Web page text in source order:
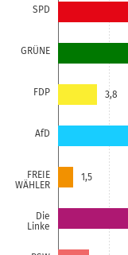
SPD
GRÜNE
FDP
AfD
FREIE
WÄHLER
Die
Linke
3,8
1,5